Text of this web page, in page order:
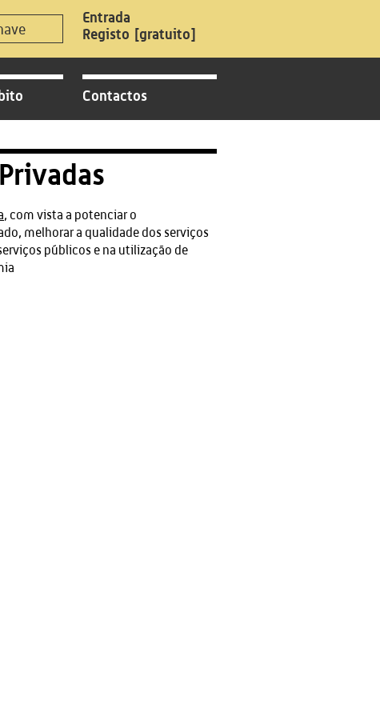
Registo [gratuito]
Contactos
, com vista a potenciar o
melhorar a qualidade dos serviços
públicos e na utilização de